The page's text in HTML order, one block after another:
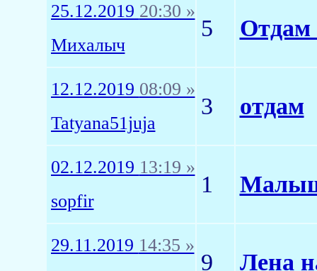
25.12.2019 20:30 »
Михалыч
5 Отдам
12.12.2019 08:09 »
Tatyana51juja
3 отдам
02.12.2019 13:19 »
sopfir
1
29.11.2019 14:35 »
9 Лена